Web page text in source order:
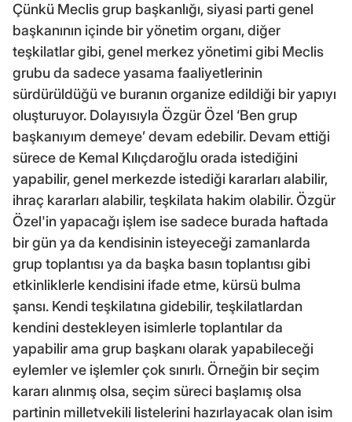
Çünkü Meclis grup başkanlığı, siyasi parti genel
başkanının içinde bir yönetim organı, diğer
teşkilatlar gibi, genel merkez yönetimi gibi Meclis
grubu da sadece yasama faaliyetlerinin
sürdürüldüğü ve buranın organize edildiği bir yapıyı
oluşturuyor. Dolayısıyla Özgür Özel ‘Ben grup
başkanıyım demeye’ devam edebilir. Devam ettiği
sürece de Kemal Kılıçdaroğlu orada istediğini
yapabilir, genel merkezde istediği kararları alabilir,
ihraç kararları alabilir, teşkilata hakim olabilir. Özgür
Özel'in yapacağı işlem ise sadece burada haftada
bir gün ya da kendisinin isteyeceği zamanlarda
grup toplantısı ya da başka basın toplantısı gibi
etkinliklerle kendisini ifade etme, kürsü bulma
şansı. Kendi teşkilatına gidebilir, teşkilatlardan
kendini destekleyen isimlerle toplantılar da
yapabilir ama grup başkanı olarak yapabileceği
eylemler ve işlemler çok sınırlı. Örneğin bir seçim
kararı alınmış olsa, seçim süreci başlamış olsa
partinin milletvekili listelerini hazırlayacak olan isim